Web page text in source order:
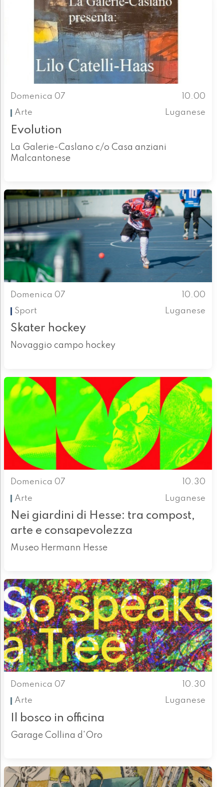
Domenica 07
10.00
Arte
Luganese
Evolution
La Galerie-Caslano c/o Casa anziani
Malcantonese
Domenica 07
10.00
Sport
Luganese
Skater hockey
Novaggio campo hockey
Domenica 07
10.30
Arte
Luganese
Nei giardini di Hesse: tra compost,
arte e consapevolezza
Museo Hermann Hesse
Domenica 07
10.30
Arte
Luganese
Il bosco in officina
Garage Collina d'Oro